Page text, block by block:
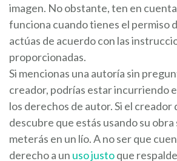
imagen. No obstante, ten en
funciona cuando tienes el permiso
actúas de acuerdo con las
proporcionadas.
Si mencionas una autoría sin
creador, podrías estar incurriendo
los derechos de autor. Si el creador
descubre que estás usando su
meterás en un lío. A no ser que
derecho a un uso justoque